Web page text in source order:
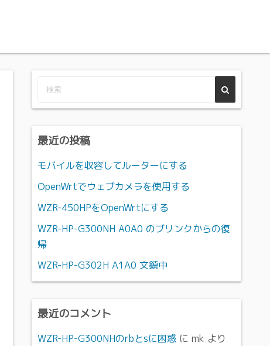
最近の投稿
モバイルを収容してルーターにする
OpenWrtでウェブカメラを使用する
WZR-450HPをOpenWrtにする
WZR-HP-G300NH A0A0 のブリンクからの復
帰
WZR-HP-G302H A1A0 文鎮中
最近のコメント
WZR-HP-G300NHのrbとsに困惑 に mk より